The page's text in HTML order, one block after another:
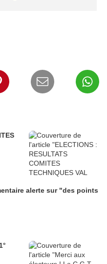
alerte sur "des points